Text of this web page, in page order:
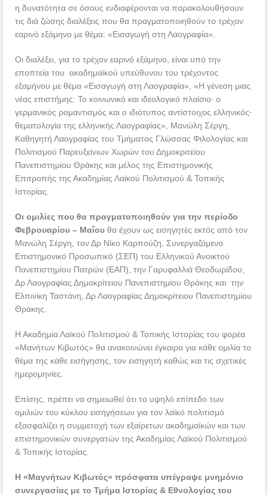
η δυνατότητα σε όσους ενδιαφέρονται να παρακολουθήσουν
τις διά ζώσης διαλέξεις που θα πραγματοποιηθούν το τρέχον
εαρινό εξάμηνο με θέμα: «Εισαγωγή στη Λαογραφία».
Οι διαλέξει, για το τρέχον εαρινό εξάμηνο, είναι υπό την
εποπτεία του ακαδημαϊκού υπεύθυνου του τρέχοντος
εξαμήνου με θέμα «Εισαγωγή στη Λαογραφία», «Η γένεση μιας
νέας επιστήμης: Το κοινωνικό και ιδεολογικό πλαίσιο∙ ο
γερμανικός ρομαντισμός και ο ιδιότυπος αντίστοιχος ελληνικός∙
θεματολογία της ελληνικής Λαογραφίας», Μανώλη Σέργη,
Καθηγητή Λαογραφίας του Τμήματος Γλώσσας Φιλολογίας και
Πολιτισμού Παρευξείνιων Χωρών του Δημοκριτείου
Πανεπιστημίου Θράκης και μέλος της Επιστημονικής
Επιτροπής της Ακαδημίας Λαϊκού Πολιτισμού & Τοπικής
Ιστορίας.
Οι ομιλίες που θα πραγματοποιηθούν για την περίοδο
Φεβρουαρίου – Μαΐου θα έχουν ως εισηγητές εκτός από τον
Μανώλη Σέργη, τον Δρ Νίκο Καρπούζη, Συνεργαζόμενο
Επιστημονικό Προσωπικό (ΣΕΠ) του Ελληνικού Ανοικτού
Πανεπιστημίου Πατρών (ΕΑΠ), την Γαρυφαλλιά Θεοδωρίδου,
Δρ Λαογραφίας Δημοκρίτειου Πανεπιστημίου Θράκης και την
Ελπινίκη Ταστάνη, Δρ Λαογραφίας Δημοκρίτειου Πανεπιστημίου
Θράκης.
Η Ακαδημία Λαϊκού Πολιτισμού & Τοπικής Ιστορίας του φορέα
«Μανήτων Κιβωτός» θα ανακοινώνει έγκαιρα για κάθε ομιλία το
θέμα της κάθε εισήγησης, τον εισηγητή καθώς και τις σχετικές
ημερομηνίες.
Επίσης, πρέπει να σημειωθεί ότι το υψηλό επίπεδο των
ομιλιών του κύκλου εισηγήσεων για τον λαϊκό πολιτισμό
εξασφαλίζει η συμμετοχή των εξαίρετων ακαδημαϊκών και των
επιστημονικών συνεργατών της Ακαδημίας Λαϊκού Πολιτισμού
& Τοπικής Ιστορίας.
Η «Μαγνήτων Κιβωτός» πρόσφατα υπέγραψε μνημόνιο
συνεργασίας με το Τμήμα Ιστορίας & Εθνολογίας του